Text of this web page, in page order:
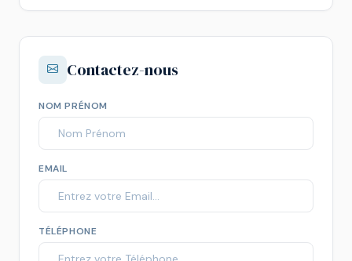
Contactez-nous
NOM PRÉNOM
EMAIL
TÉLÉPHONE